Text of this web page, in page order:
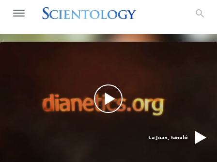
La Juan, tanuló